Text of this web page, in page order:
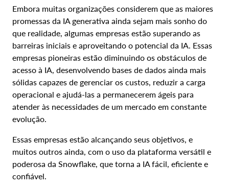
Embora muitas organizações considerem que as maiores
promessas da IA generativa ainda sejam mais sonho do
que realidade, algumas empresas estão superando as
barreiras iniciais e aproveitando o potencial da IA. Essas
empresas pioneiras estão diminuindo os obstáculos de
acesso à IA, desenvolvendo bases de dados ainda mais
sólidas capazes de gerenciar os custos, reduzir a carga
operacional e ajudá-las a permanecerem ágeis para
atender às necessidades de um mercado em constante
evolução.
Essas empresas estão alcançando seus objetivos, e
muitos outros ainda, com o uso da plataforma versátil e
poderosa da Snowflake, que torna a IA fácil, eficiente e
confiável.